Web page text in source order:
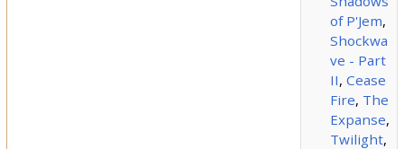
of P'Jem,
Shockwa
ve - Part
II, Cease
Fire, The
Expanse,
Twilight,